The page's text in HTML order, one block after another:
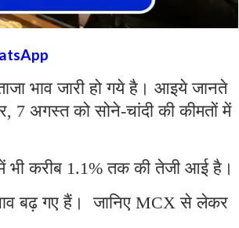
भाव जारी हो गये है। आइये जानते
7 अगस्त को सोने-चांदी की कीमतों में
भी करीब 1.1% तक की तेजी आई है।
बढ़ गए हैं। जानिए MCX से लेकर